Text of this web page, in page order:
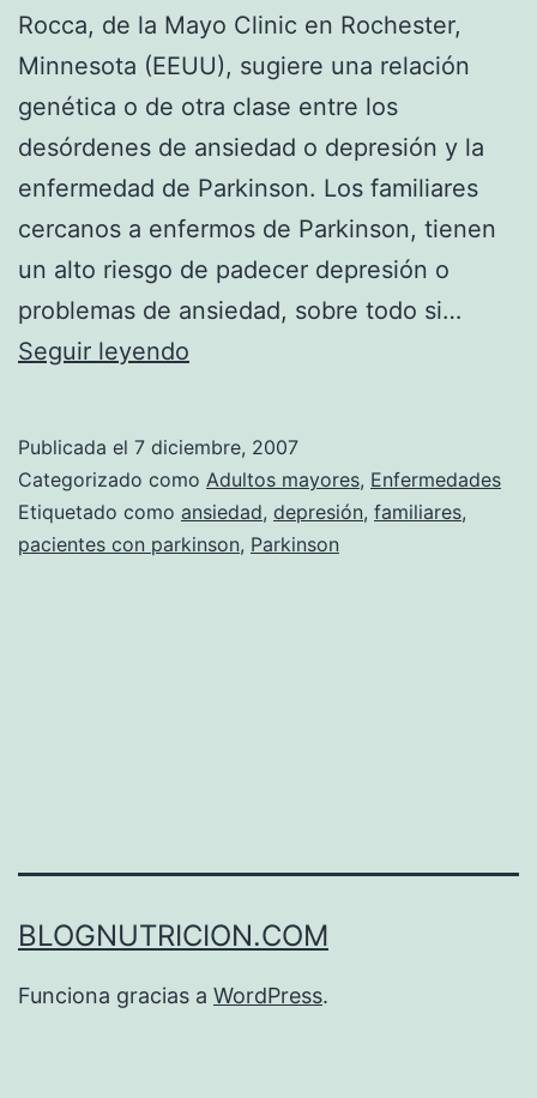
Rocca, de la Mayo Clinic en Rochester,
Minnesota (EEUU), sugiere una relación
genética o de otra clase entre los
desórdenes de ansiedad o depresión y la
enfermedad de Parkinson. Los familiares
cercanos a enfermos de Parkinson, tienen
un alto riesgo de padecer depresión o
problemas de ansiedad, sobre todo si…
Seguir leyendo
pacientes
con
Parkinson
Publicada el 7 diciembre, 2007
Categorizado como Adultos mayores, Enfermedades
Etiquetado como ansiedad, depresión, familiares,
pacientes con parkinson, Parkinson
BLOGNUTRICION.COM
Funciona gracias a WordPress.